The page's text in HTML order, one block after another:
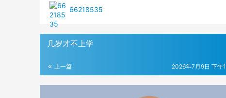
66218535
几岁才不上学
上一篇 2026年7月9日 下午